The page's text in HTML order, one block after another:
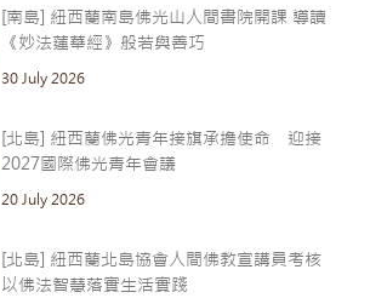
[南島] 紐西蘭南島佛光山人間書院開課 導讀
《妙法蓮華經》般若與善巧
30 July 2026
[北島] 紐西蘭佛光青年接旗承擔使命 迎接
2027國際佛光青年會議
20 July 2026
[北島] 紐西蘭北島協會人間佛教宣講員考核
以佛法智慧落實生活實踐